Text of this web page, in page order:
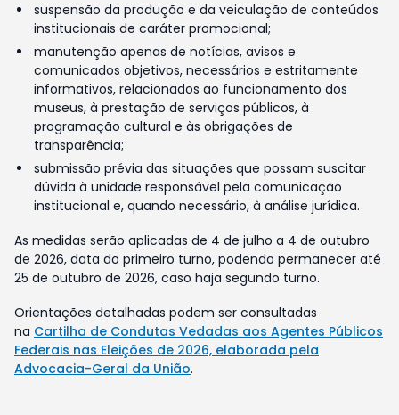
suspensão da produção e da veiculação de conteúdos
institucionais de caráter promocional;
manutenção apenas de notícias, avisos e
comunicados objetivos, necessários e estritamente
informativos, relacionados ao funcionamento dos
museus, à prestação de serviços públicos, à
programação cultural e às obrigações de
transparência;
submissão prévia das situações que possam suscitar
dúvida à unidade responsável pela comunicação
institucional e, quando necessário, à análise jurídica.
As medidas serão aplicadas de 4 de julho a 4 de outubro
de 2026, data do primeiro turno, podendo permanecer até
25 de outubro de 2026, caso haja segundo turno.
Orientações detalhadas podem ser consultadas
na Cartilha de Condutas Vedadas aos Agentes Públicos
Federais nas Eleições de 2026, elaborada pela
Advocacia-Geral da União.